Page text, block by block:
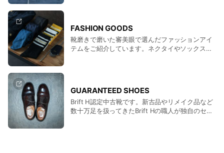
FASHION GOODS
靴磨きで磨いた審美眼で選んだファッションアイ
テムをご紹介しています。ネクタイやソックスな
GUARANTEED SHOES
Brift H認定中古靴です。新古品やリメイク品など
数十万足を扱ってきたBrift Hの職人が独自のセン